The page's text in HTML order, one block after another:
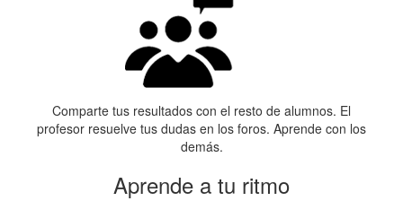
Comparte tus resultados con el resto de alumnos. El
profesor resuelve tus dudas en los foros. Aprende con los
demás.
Aprende a tu ritmo